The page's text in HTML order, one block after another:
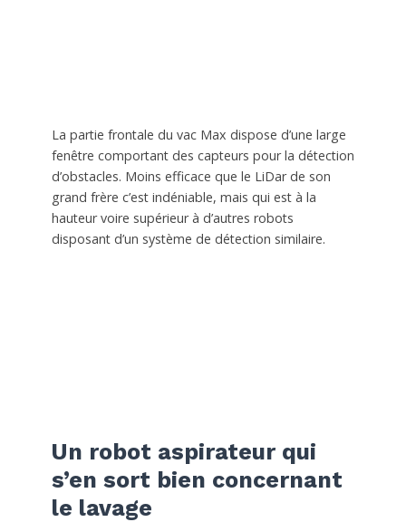
La partie frontale du vac Max dispose d’une large
fenêtre comportant des capteurs pour la détection
d’obstacles. Moins efficace que le LiDar de son
grand frère c’est indéniable, mais qui est à la
hauteur voire supérieur à d’autres robots
disposant d’un système de détection similaire.
Un robot aspirateur qui
s’en sort bien concernant
le lavage